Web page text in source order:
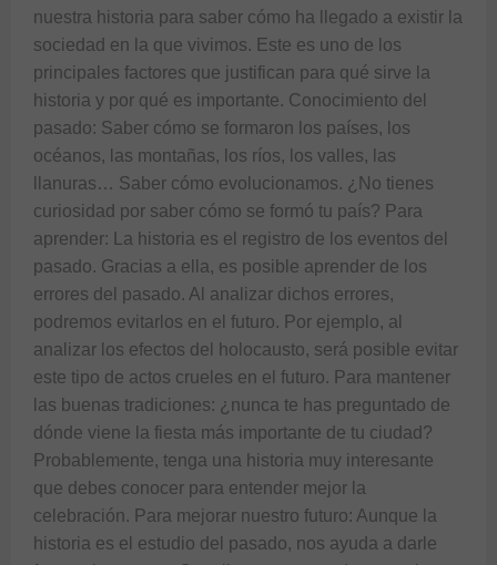
nuestra historia para saber cómo ha llegado a existir la
sociedad en la que vivimos. Este es uno de los
principales factores que justifican para qué sirve la
historia y por qué es importante. Conocimiento del
pasado: Saber cómo se formaron los países, los
océanos, las montañas, los ríos, los valles, las
llanuras… Saber cómo evolucionamos. ¿No tienes
curiosidad por saber cómo se formó tu país? Para
aprender: La historia es el registro de los eventos del
pasado. Gracias a ella, es posible aprender de los
errores del pasado. Al analizar dichos errores,
podremos evitarlos en el futuro. Por ejemplo, al
analizar los efectos del holocausto, será posible evitar
este tipo de actos crueles en el futuro. Para mantener
las buenas tradiciones: ¿nunca te has preguntado de
dónde viene la fiesta más importante de tu ciudad?
Probablemente, tenga una historia muy interesante
que debes conocer para entender mejor la
celebración. Para mejorar nuestro futuro: Aunque la
historia es el estudio del pasado, nos ayuda a darle